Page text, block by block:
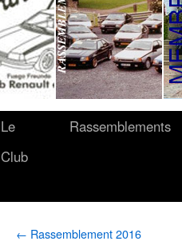
Le
Club
Rassemblements
← Rassemblement 2016